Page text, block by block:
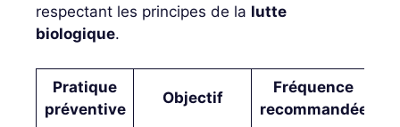
respectant les principes de la lutte
biologique.
Pratique
préventive
Objectif
Fréquence
recommandée